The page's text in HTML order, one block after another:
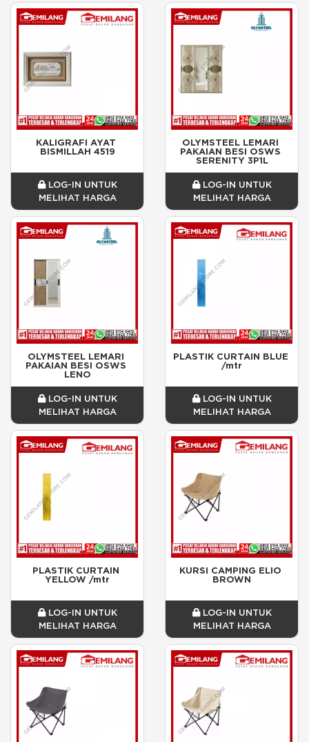
KALIGRAFI AYAT
BISMILLAH 4519
LOG-IN UNTUK
MELIHAT HARGA
OLYMSTEEL LEMARI
PAKAIAN BESI OSWS
SERENITY 3P1L
LOG-IN UNTUK
MELIHAT HARGA
OLYMSTEEL LEMARI
PAKAIAN BESI OSWS
LENO
LOG-IN UNTUK
MELIHAT HARGA
PLASTIK CURTAIN BLUE
/mtr
LOG-IN UNTUK
MELIHAT HARGA
PLASTIK CURTAIN
YELLOW /mtr
LOG-IN UNTUK
MELIHAT HARGA
KURSI CAMPING ELIO
BROWN
LOG-IN UNTUK
MELIHAT HARGA